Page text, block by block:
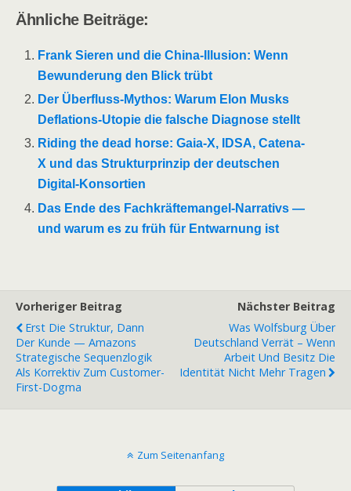
Ähnliche Beiträge:
Frank Sieren und die China-Illusion: Wenn
Bewunderung den Blick trübt
Der Überfluss-Mythos: Warum Elon Musks
Deflations-Utopie die falsche Diagnose stellt
Riding the dead horse: Gaia-X, IDSA, Catena-
X und das Strukturprinzip der deutschen
Digital-Konsortien
Das Ende des Fachkräftemangel-Narrativs —
und warum es zu früh für Entwarnung ist
Vorheriger Beitrag
Erst Die Struktur, Dann
Der Kunde — Amazons
Strategische Sequenzlogik
Als Korrektiv Zum Customer-
First-Dogma
Nächster Beitrag
Was Wolfsburg Über
Deutschland Verrät – Wenn
Arbeit Und Besitz Die
Identität Nicht Mehr Tragen
Zum Seitenanfang